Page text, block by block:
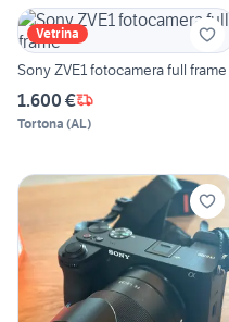
Vetrina
Sony ZVE1 fotocamera full frame
1.600 €
Tortona (AL)